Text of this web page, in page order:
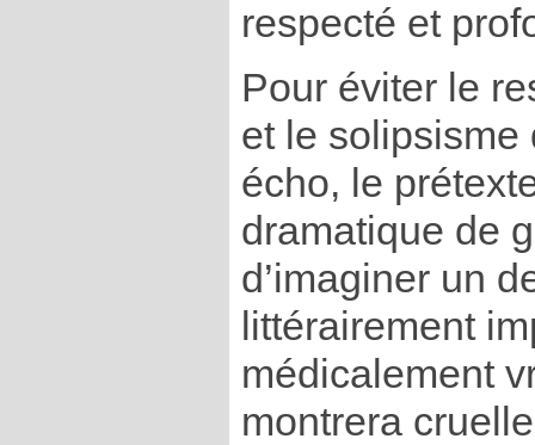
respecté et
Pour éviter le
et le solipsisme
écho, le
dramatique de
d’imaginer un
littérairement
médicalement
montrera